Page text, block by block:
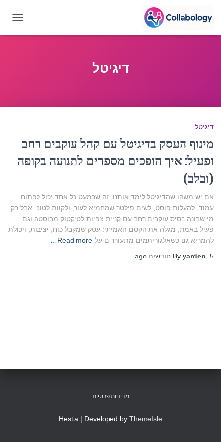
דיגיטל
דיגיטל
מינוף העסק בדיגיטל עם קהל עוקבים רחב
ופעיל: איך הופכים מספרים לתנועה בקופה
(ובלב)
אם יש משהו שהדיגיטל לימד אותנו, זה שכמעט כל אחד יכול לפתוח
עמוד, להעלות פוסט, לשים פילטר שמחמיא לעור, ולקוות לטוב. אבל רק
מי שבונה בסיס עוקבים רחב עם קניית צפיות לטיקטוק מבוסטה וגם
פעיל באמת, מגלה את הקסם האמיתי: עסק שמקבל כוח, יציבות, ויכולת
להמריא גם כשאלגוריתמים מתעוררים על Read more…
By yarden 5 חודשים
מדיניות פרטיות
Hestia | Developed by ThemeIsle